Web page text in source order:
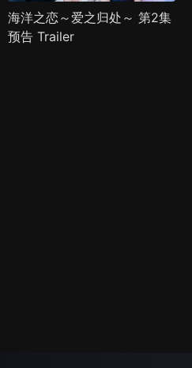
海洋之恋～爱之归处～ 第2集
预告 Trailer